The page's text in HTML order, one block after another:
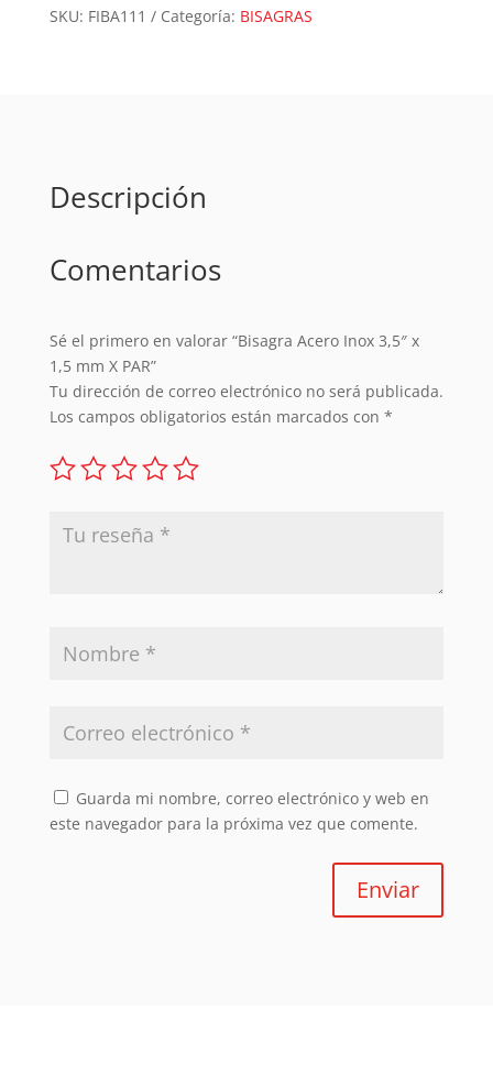
3,5"
SKU: FIBA111 Categoría: BISAGRAS
Descripción
Comentarios
Sé el primero en valorar “Bisagra Acero Inox 3,5″ x
1,5 mm X PAR”
Tu dirección de correo electrónico no será publicada.
Los campos obligatorios están marcados con *
Guarda mi nombre, correo electrónico y web en
este navegador para la próxima vez que comente.
Enviar